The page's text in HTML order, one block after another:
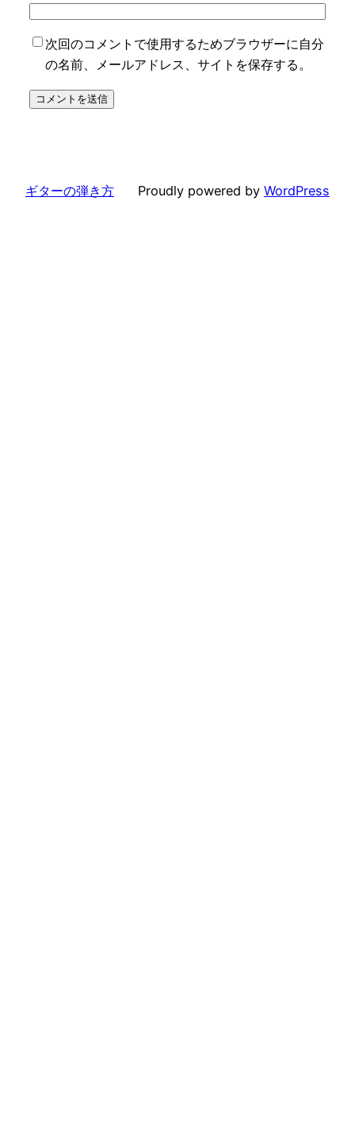
次回のコメントで使用するためブラウザーに自分
の名前、メールアドレス、サイトを保存する。
ギターの弾き方 Proudly powered by WordPress